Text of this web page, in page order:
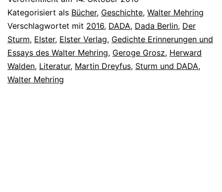
Kategorisiert als Bücher, Geschichte, Walter Mehring
Verschlagwortet mit 2016, DADA, Dada Berlin, Der
Sturm, Elster, Elster Verlag, Gedichte Erinnerungen und
Essays des Walter Mehring, Geroge Grosz, Herward
Walden, Literatur, Martin Dreyfus, Sturm und DADA,
Walter Mehring